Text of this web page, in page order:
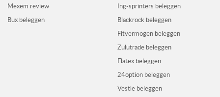
Mexem review
Bux beleggen
Ing-sprinters beleggen
Blackrock beleggen
Fitvermogen beleggen
Zulutrade beleggen
Flatex beleggen
24option beleggen
Vestle beleggen